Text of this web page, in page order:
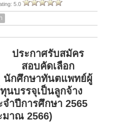
5.0
ประกาศรับสมัคร
สอบคัดเลือก
นักศึกษาทันตแพทย์ผู้
บรรจุเป็นลูกจ้าง
ำปีการศึกษา 2565
มาณ 2566)